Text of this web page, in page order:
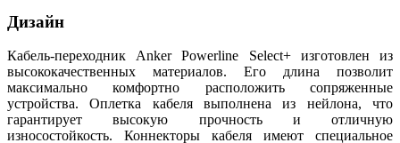
Дизайн
Кабель-переходник Anker Powerline Select+ изготовлен из
высококачественных материалов. Его длина позволит
максимально комфортно расположить сопряженные
устройства. Оплетка кабеля выполнена из нейлона, что
гарантирует высокую прочность и отличную
износостойкость. Коннекторы кабеля имеют специальное